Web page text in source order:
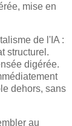
mise en
de l'IA :
structurel.
digérée.
dehors, sans
au